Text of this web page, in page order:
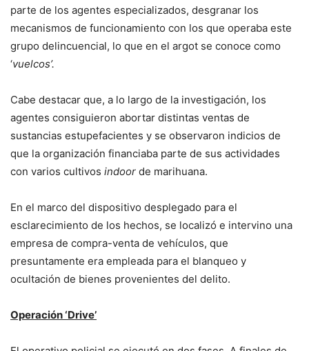
parte de los agentes especializados, desgranar los
mecanismos de funcionamiento con los que operaba este
grupo delincuencial, lo que en el argot se conoce como
‘vuelcos’.
Cabe destacar que, a lo largo de la investigación, los
agentes consiguieron abortar distintas ventas de
sustancias estupefacientes y se observaron indicios de
que la organización financiaba parte de sus actividades
con varios cultivos indoor de marihuana.
En el marco del dispositivo desplegado para el
esclarecimiento de los hechos, se localizó e intervino una
empresa de compra-venta de vehículos, que
presuntamente era empleada para el blanqueo y
ocultación de bienes provenientes del delito.
Operación ‘Drive’